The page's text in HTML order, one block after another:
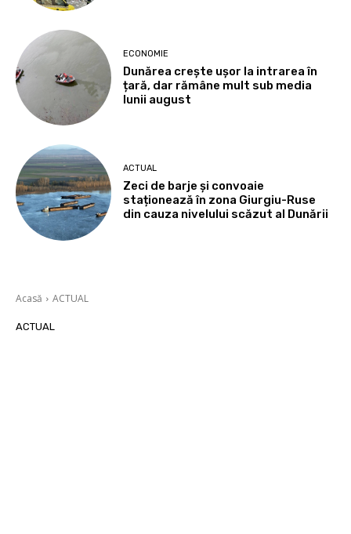
ECONOMIE
Dunărea crește ușor la intrarea în
țară, dar rămâne mult sub media
lunii august
ACTUAL
Zeci de barje și convoaie
staționează în zona Giurgiu-Ruse
din cauza nivelului scăzut al Dunării